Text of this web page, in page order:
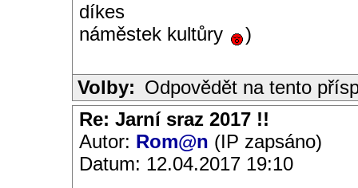
díkes
náměstek kultůry
)
Volby: Odpovědět na tento
Re: Jarní sraz 2017 !!
Autor: Rom@n (IP zapsáno)
Datum: 12.04.2017 19:10